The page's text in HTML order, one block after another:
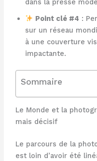
dans la presse
Point clé #4 :
sur un réseau
à une couverture
impactante.
Sommaire
Le Monde et la
mais décisif
Le parcours de la
est loin d’avoir été